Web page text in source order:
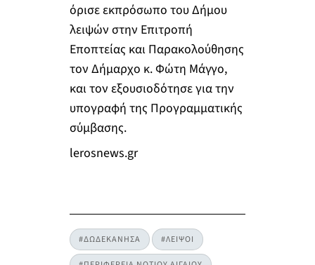
όρισε εκπρόσωπο του Δήμου
λειψών στην Επιτροπή
Εποπτείας και Παρακολούθησης
τον Δήμαρχο κ. Φώτη Μάγγο,
και τον εξουσιοδότησε για την
υπογραφή της Προγραμματικής
σύμβασης.
lerosnews.gr
#ΔΩΔΕΚΑΝΗΣΑ #ΛΕΙΨΟΙ